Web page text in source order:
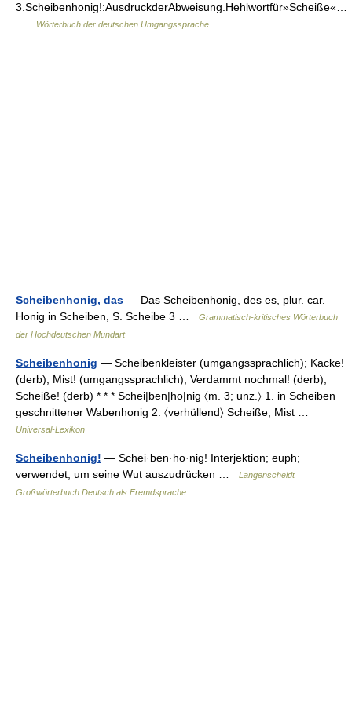
3.Scheibenhonig!:AusdruckderAbweisung.Hehlwortfür»Scheiße«…
Wörterbuch der deutschen Umgangssprache
Scheibenhonig, das — Das Scheibenhonig, des es, plur. car.
Honig in Scheiben, S. Scheibe 3 …
Grammatisch-kritisches Wörterbuch
der Hochdeutschen Mundart
Scheibenhonig — Scheibenkleister (umgangssprachlich); Kacke!
(derb); Mist! (umgangssprachlich); Verdammt nochmal! (derb);
Scheiße! (derb) * * * Schei|ben|ho|nig 〈m. 3; unz.〉 1. in Scheiben
geschnittener Wabenhonig 2. 〈verhüllend〉 Scheiße, Mist …
Universal-Lexikon
Scheibenhonig! — Schei·ben·ho·nig! Interjektion; euph;
verwendet, um seine Wut auszudrücken …
Langenscheidt
Großwörterbuch Deutsch als Fremdsprache